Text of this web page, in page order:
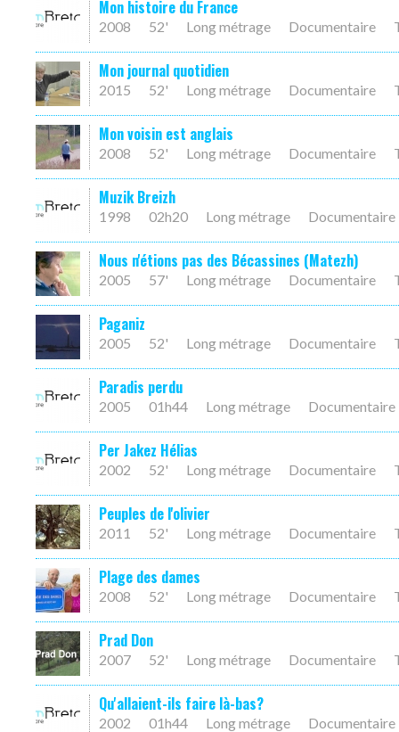
Mon histoire du France
2008 52' Long métrage Documentaire
Mon journal quotidien
2015 52' Long métrage Documentaire
Mon voisin est anglais
2008 52' Long métrage Documentaire
Muzik Breizh
1998 02h20 Long métrage Documentaire
Nous n'étions pas des Bécassines (Matezh)
2005 57' Long métrage Documentaire
Paganiz
2005 52' Long métrage Documentaire
Paradis perdu
2005 01h44 Long métrage Documentaire
Per Jakez Hélias
2002 52' Long métrage Documentaire
Peuples de l'olivier
2011 52' Long métrage Documentaire
Plage des dames
2008 52' Long métrage Documentaire
Prad Don
2007 52' Long métrage Documentaire
Qu'allaient-ils faire là-bas?
2002 01h44 Long métrage Documentaire